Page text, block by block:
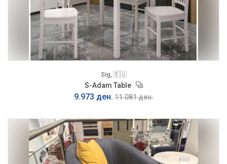
Sig, 🇪🇺
S-Adam Table
9.973 ден. 11.081 ден.